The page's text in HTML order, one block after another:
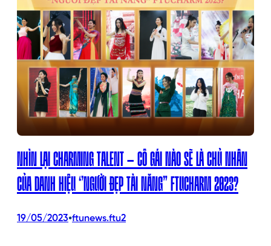
NHÌN LẠI CHARMING TALENT – CÔ GÁI NÀO SẼ LÀ CHỦ NHÂN
CỦA DANH HIỆU ‘’NGƯỜI ĐẸP TÀI NĂNG” FTUCHARM 2023?
19/05/2023•ftunews.ftu2